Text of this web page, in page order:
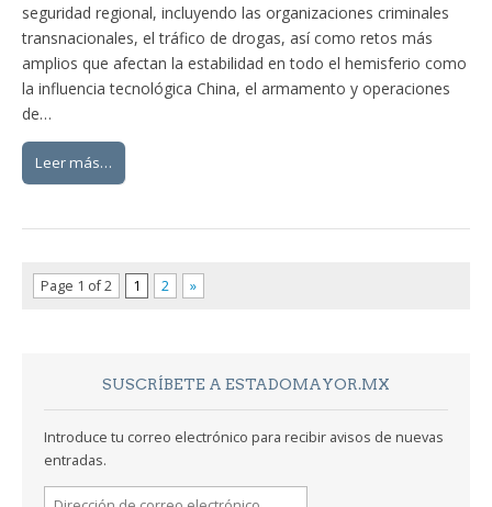
seguridad regional, incluyendo las organizaciones criminales
transnacionales, el tráfico de drogas, así como retos más
amplios que afectan la estabilidad en todo el hemisferio como
la influencia tecnológica China, el armamento y operaciones
de…
Leer más…
Page 1 of 2 1 2 »
SUSCRÍBETE A ESTADOMAYOR.MX
Introduce tu correo electrónico para recibir avisos de nuevas
entradas.
Dirección